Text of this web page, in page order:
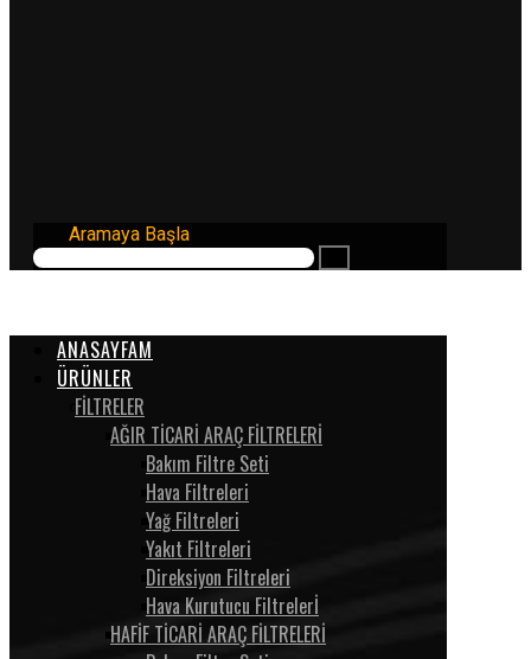
Aramaya Başla
ANASAYFAM
ÜRÜNLER
FİLTRELER
AĞIR TİCARİ ARAÇ FİLTRELERİ
Bakım Filtre Seti
Hava Filtreleri
Yağ Filtreleri
Yakıt Filtreleri
Direksiyon Filtreleri
Hava Kurutucu Filtrelerİ
HAFİF TİCARİ ARAÇ FİLTRELERİ